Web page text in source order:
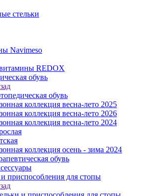
стельки
Navimeso
REDOX
обувь
обувь
коллекция весна-лето 2025
коллекция весна-лето 2026
коллекция весна-лето 2024
коллекция осень - зима 2024
обувь
приспособления для стопы